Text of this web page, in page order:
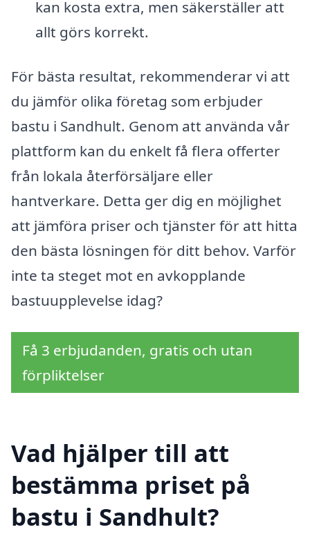
kan kosta extra, men säkerställer att
allt görs korrekt.
För bästa resultat, rekommenderar vi att
du jämför olika företag som erbjuder
bastu i Sandhult. Genom att använda vår
plattform kan du enkelt få flera offerter
från lokala återförsäljare eller
hantverkare. Detta ger dig en möjlighet
att jämföra priser och tjänster för att hitta
den bästa lösningen för ditt behov. Varför
inte ta steget mot en avkopplande
bastuupplevelse idag?
Få 3 erbjudanden, gratis och utan
förpliktelser
Vad hjälper till att
bestämma priset på
bastu i Sandhult?